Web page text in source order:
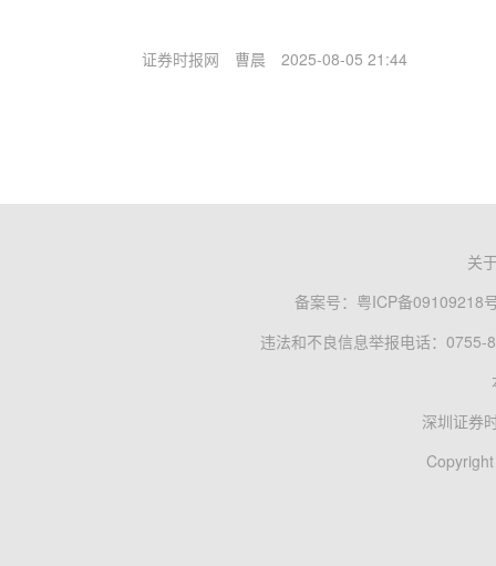
证券时报网 曹晨 2025-08-05 21:44
关
备案号： 粤ICP备09109218
违法和不良信息举报电话：0755-
深圳证券